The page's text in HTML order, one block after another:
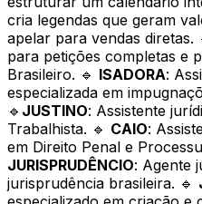
cria legendas que geram
apelar para vendas diretas.
para petições completas e
Brasileiro. 🔹 ISADORA:
especializada em
🔹 JUSTINO: Assistente
Trabalhista. 🔹 CAIO:
em Direito Penal e
JURISPRUDÊNCIO: Agente
jurisprudência brasileira. 🔹